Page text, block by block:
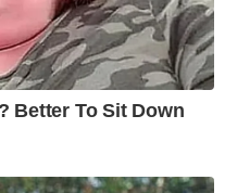
Better To Sit Down